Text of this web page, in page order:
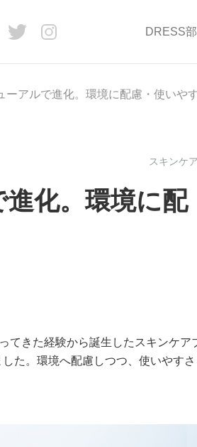
DRESS
ーアルで進化。環境に配慮・使いや
スキンケ
化。環境に配
てきた経験から誕生したスキンケア
た。環境へ配慮しつつ、使いやす